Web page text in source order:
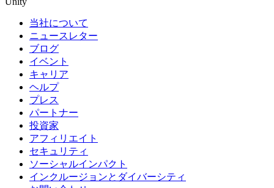
当社について
ニュースレター
ブログ
イベント
キャリア
ヘルプ
プレス
パートナー
投資家
アフィリエイト
セキュリティ
ソーシャルインパクト
インクルージョンとダイバーシティ